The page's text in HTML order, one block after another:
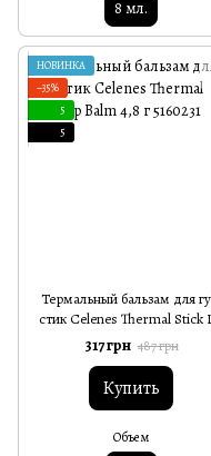
8 мл.
НОВИНКА
−35%
5
5
Термальный бальзам для
стик Celenes Thermal Stick
Balm 4,8 г
317 грн 487 грн
Купить
Объем